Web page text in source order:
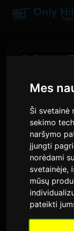
Mes
Ši svetainė
sekimo
naršymo
įjungti
norėdami
svetainėje,
mūsų
pateikti
FATAL
Wolves